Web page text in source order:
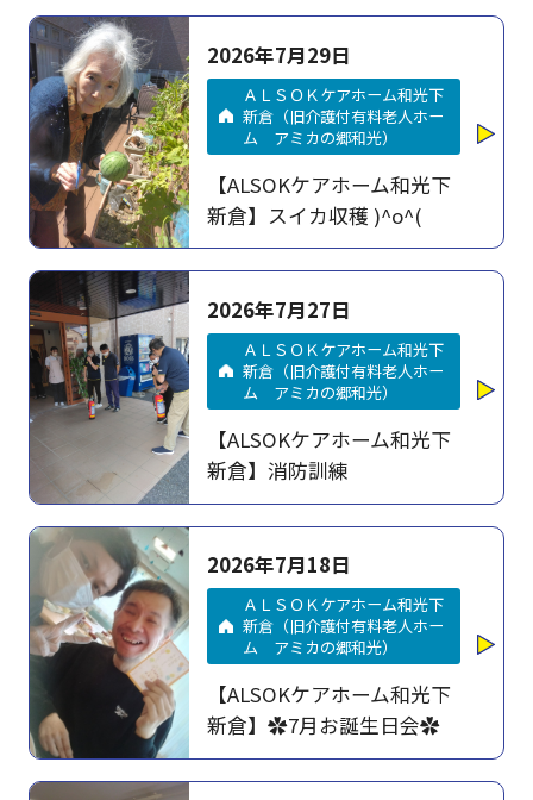
2026年7月29日
ＡＬＳＯＫケアホーム和光下
新倉（旧介護付有料老人ホー
ム アミカの郷和光）
【ALSOKケアホーム和光下
新倉】スイカ収穫 )^o^(
2026年7月27日
ＡＬＳＯＫケアホーム和光下
新倉（旧介護付有料老人ホー
ム アミカの郷和光）
【ALSOKケアホーム和光下
新倉】消防訓練
2026年7月18日
ＡＬＳＯＫケアホーム和光下
新倉（旧介護付有料老人ホー
ム アミカの郷和光）
【ALSOKケアホーム和光下
新倉】✿7月お誕生日会✿